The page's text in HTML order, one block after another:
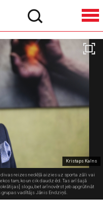
Kristaps Kalns
reizes nedēļā aizies uz sporta zāli vai
tam, ko un cik daudz ēd. Tas arī šajā
slogu, bet arī novērst jeb apgrūtināt
grupas vadītājs Jānis Endziņš.